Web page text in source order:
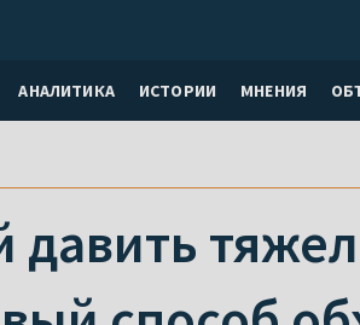
АНАЛИТИКА ИСТОРИИ МНЕНИЯ
давить